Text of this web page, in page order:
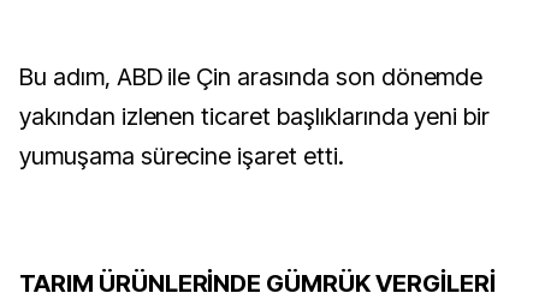
Bu adım, ABD ile Çin arasında son dönemde
yakından izlenen ticaret başlıklarında yeni bir
yumuşama sürecine işaret etti.
TARIM ÜRÜNLERİNDE GÜMRÜK VERGİLERİ